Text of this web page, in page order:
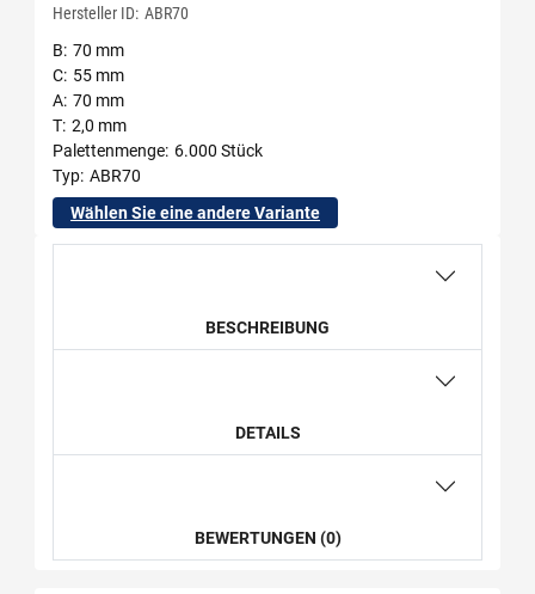
Hersteller ID: ABR70
B 70 mm
C 55 mm
A 70 mm
T 2,0 mm
Palettenmenge 6.000 Stück
Typ ABR70
Wählen Sie eine andere Variante
BESCHREIBUNG
DETAILS
BEWERTUNGEN (0)